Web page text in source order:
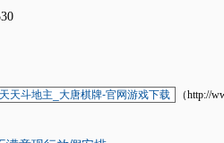
天天斗地主_大唐棋牌-官网游戏下载 （http://